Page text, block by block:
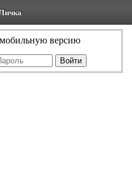
версию